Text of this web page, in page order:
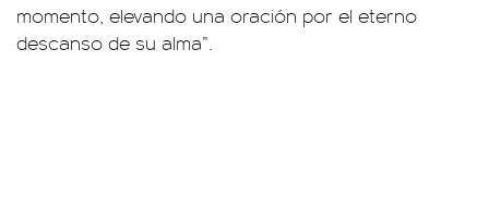
momento, elevando una oración por el eterno
descanso de su alma”.